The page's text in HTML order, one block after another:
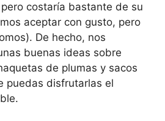
costaría bastante de su
aceptar con gusto, pero
De hecho, nos
buenas ideas sobre
de plumas y sacos
puedas disfrutarlas el